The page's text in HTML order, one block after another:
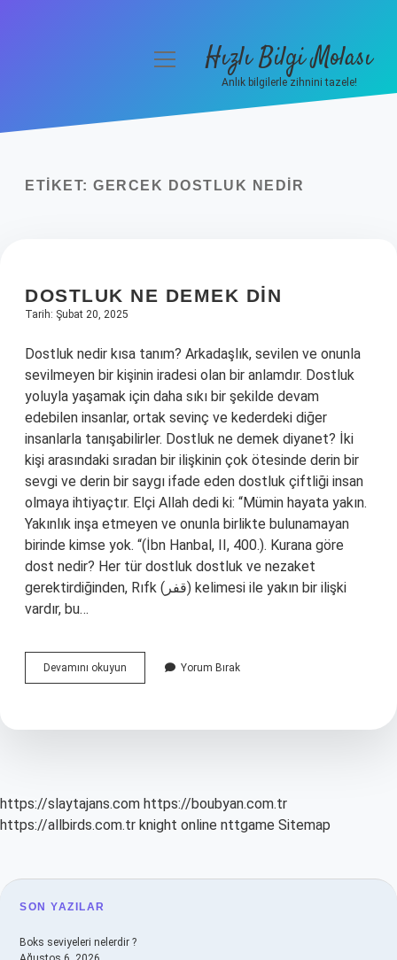
Yasal Uyarı
menüyüHızlı Bilgi Molası
Anlık bilgilerle zihnini tazele!
ETIKET: GERCEK DOSTLUK NEDIR
DOSTLUK NE DEMEK DIN
Tarih: Şubat 20, 2025
Dostluk nedir kısa tanım? Arkadaşlık, sevilen ve onunla
sevilmeyen bir kişinin iradesi olan bir anlamdır. Dostluk
yoluyla yaşamak için daha sıkı bir şekilde devam
edebilen insanlar, ortak sevinç ve kederdeki diğer
insanlarla tanışabilirler. Dostluk ne demek diyanet? İki
kişi arasındaki sıradan bir ilişkinin çok ötesinde derin bir
sevgi ve derin bir saygı ifade eden dostluk çiftliği insan
olmaya ihtiyaçtır. Elçi Allah dedi ki: “Mümin hayata yakın.
Yakınlık inşa etmeyen ve onunla birlikte bulunamayan
birinde kimse yok. “(İbn Hanbal, II, 400.). Kurana göre
dost nedir? Her tür dostluk dostluk ve nezaket
gerektirdiğinden, Rıfk (قفر) kelimesi ile yakın bir ilişki
vardır, bu…
Devamını okuyun
Ne
Yorum Bırak
https://slaytajans.com https://boubyan.com.tr
https://allbirds.com.tr knight online nttgame Sitemap
SIDEBAR
SON YAZILAR
Boks seviyeleri nelerdir ?